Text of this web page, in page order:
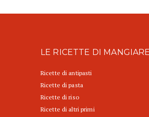
LE RICETTE DI
Ricette di antipasti
Ricette di pasta
Ricette di riso
Ricette di altri primi